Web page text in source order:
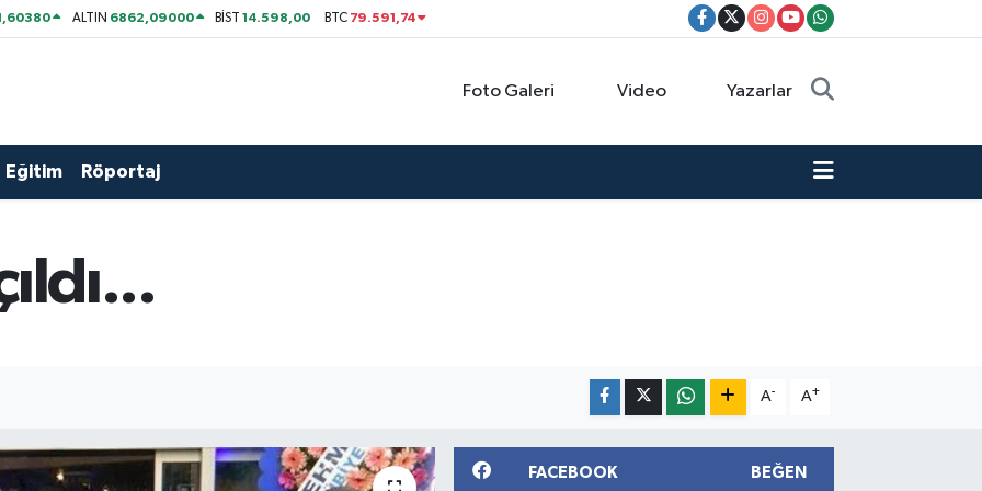
ALTIN 6862,09000 BİST14.598,00 BTC 79.591,74
Foto Galeri Video Yazarlar
Eğitim Röportaj
A- A+
FACEBOOK BEĞEN